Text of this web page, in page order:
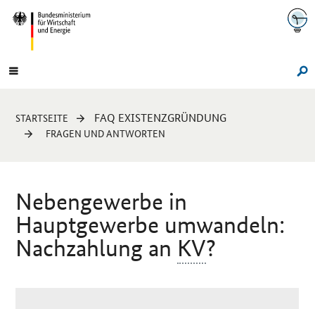
Navigation
Hauptmenü
Sie
sind
STARTSEITE FAQ EXISTENZGRÜNDUNG
FRAGEN UND ANTWORTEN
Nebengewerbe in
Hauptgewerbe umwandeln:
Nachzahlung an KV?